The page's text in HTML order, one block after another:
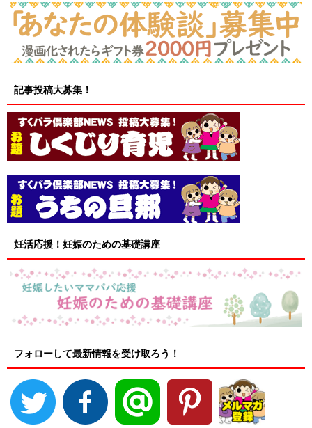
記事投稿大募集！
妊活応援！妊娠のための基礎講座
フォローして最新情報を受け取ろう！